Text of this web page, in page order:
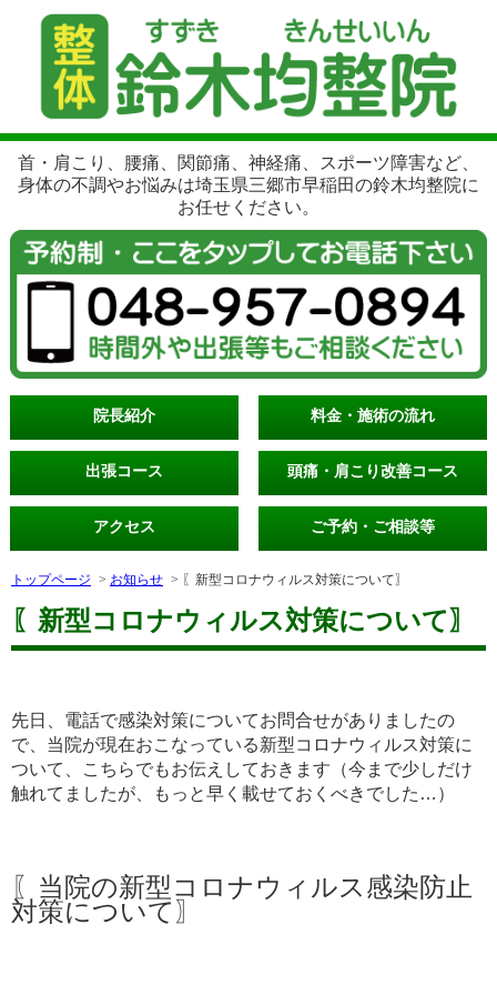
首・肩こり、腰痛、関節痛、神経痛、スポーツ障害など、
身体の不調やお悩みは埼玉県三郷市早稲田の鈴木均整院に
お任せください。
院長紹介 料金・施術の流れ
出張コース 頭痛・肩こり改善コース
アクセス ご予約・ご相談等
トップページ お知らせ 〖新型コロナウィルス対策について〗
〖新型コロナウィルス対策について〗
先日、電話で感染対策についてお問合せがありましたの
で、 当院が現在おこなっている新型コロナウィルス対策に
ついて、こちらでもお伝えしておきます（今まで少しだけ
触れてましたが、もっと早く載せておくべきでした…）
〖当院の新型コロナウィルス感染防止
対策について〗